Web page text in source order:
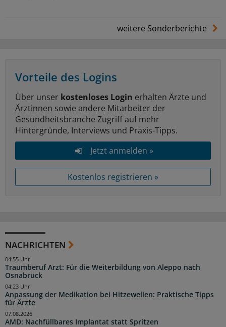
weitere Sonderberichte
Vorteile des Logins
Über unser kostenloses Login erhalten Ärzte und
Ärztinnen sowie andere Mitarbeiter der
Gesundheitsbranche Zugriff auf mehr
Hintergründe, Interviews und Praxis-Tipps.
Jetzt anmelden »
Kostenlos registrieren »
NACHRICHTEN
Traumberuf Arzt: Für die Weiterbildung von Aleppo nach
Osnabrück
04:55 Uhr
Anpassung der Medikation bei Hitzewellen: Praktische Tipps
für Ärzte
04:23 Uhr
AMD: Nachfüllbares Implantat statt Spritzen
07.08.2026